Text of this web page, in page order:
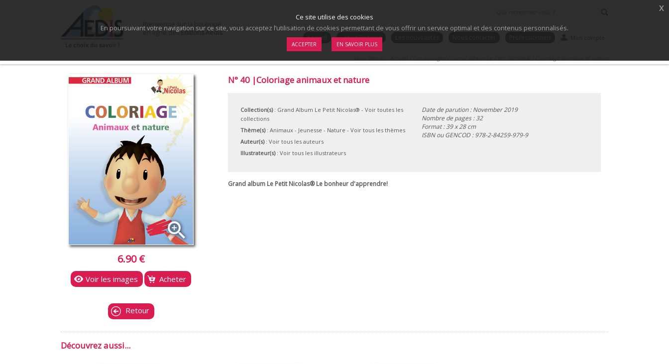
Bienvenue sur la boutique
en ligne desÉditions Aedis.
Accueil Les collections
zoom_in
6.90 €
Voir les images Acheter
Retour
N° 40 |Coloriage animaux et nature
Collection(s): Grand Album Le Petit Nicolas® - Voir toutes les
collections
Thème(s): Animaux - Jeunesse - Nature - Voir tous les thèmes
Auteur(s): Voir tous les auteurs
Illustrateur(s): Voir tous les illustrateurs
Date de parution : November 2019
Nombre de pages : 32
Format : 39 x 28 cm
ISBN ou GENCOD :978-2-84259-979-9
Grand album Le Petit Nicolas® Le bonheur d'apprendre!
Découvrez aussi...
Ce site utilise des cookies
En poursuivant votre navigation sur ce site, vous acceptez l’utilisation de cookies permettant de vous offrir un service optimal et des contenus personnalisés.
ACCEPTER EN SAVOIR PLUS
x